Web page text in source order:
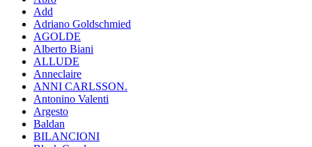
Add
Adriano Goldschmied
AGOLDE
Alberto Biani
ALLUDE
Anneclaire
ANNI CARLSSON.
Antonino Valenti
Argesto
Baldan
BILANCIONI